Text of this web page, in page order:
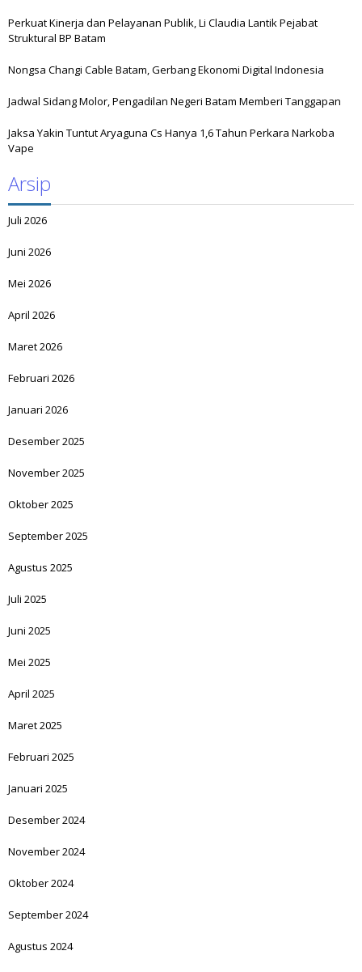
Perkuat Kinerja dan Pelayanan Publik, Li Claudia Lantik Pejabat
Struktural BP Batam
Nongsa Changi Cable Batam, Gerbang Ekonomi Digital Indonesia
Jadwal Sidang Molor, Pengadilan Negeri Batam Memberi Tanggapan
Jaksa Yakin Tuntut Aryaguna Cs Hanya 1,6 Tahun Perkara Narkoba
Vape
Arsip
Juli 2026
Juni 2026
Mei 2026
April 2026
Maret 2026
Februari 2026
Januari 2026
Desember 2025
November 2025
Oktober 2025
September 2025
Agustus 2025
Juli 2025
Juni 2025
Mei 2025
April 2025
Maret 2025
Februari 2025
Januari 2025
Desember 2024
November 2024
Oktober 2024
September 2024
Agustus 2024